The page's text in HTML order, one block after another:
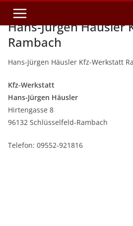
Hans-Jürgen Häusler
Rambach
Hans-Jürgen Häusler Kfz-Werkstatt
Kfz-Werkstatt
Hans-Jürgen Häusler
Hirtengasse 8
96132 Schlüsselfeld-Rambach
Telefon: 09552-921816